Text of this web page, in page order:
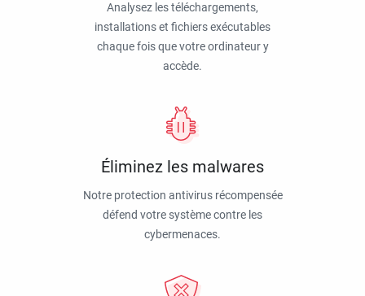
Analysez les téléchargements,
installations et fichiers exécutables
chaque fois que votre ordinateur y
accède.
Éliminez les malwares
Notre protection antivirus récompensée
défend votre système contre les
cybermenaces.